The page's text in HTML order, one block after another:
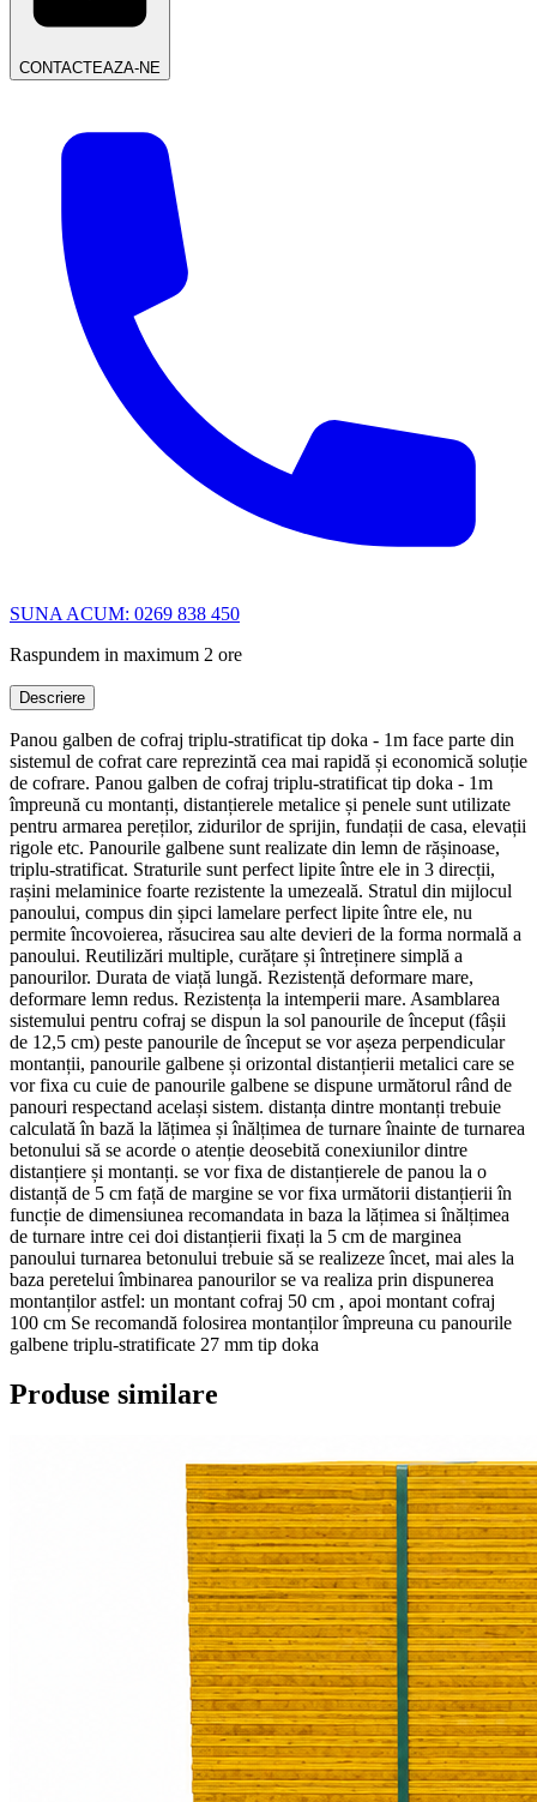
CONTACTEAZA-NE
SUNA ACUM: 0269 838 450
Raspundem in maximum 2 ore
Descriere
Panou galben de cofraj triplu-stratificat tip doka - 1m face parte din
sistemul de cofrat care reprezintă cea mai rapidă și economică soluție
de cofrare. Panou galben de cofraj triplu-stratificat tip doka - 1m
împreună cu montanți, distanțierele metalice și penele sunt utilizate
pentru armarea pereților, zidurilor de sprijin, fundații de casa, elevații
rigole etc. Panourile galbene sunt realizate din lemn de rășinoase,
triplu-stratificat. Straturile sunt perfect lipite între ele in 3 direcții,
rașini melaminice foarte rezistente la umezeală. Stratul din mijlocul
panoului, compus din șipci lamelare perfect lipite între ele, nu
permite încovoierea, răsucirea sau alte devieri de la forma normală a
panoului. Reutilizări multiple, curățare și întreținere simplă a
panourilor. Durata de viață lungă. Rezistență deformare mare,
deformare lemn redus. Rezistența la intemperii mare. Asamblarea
sistemului pentru cofraj se dispun la sol panourile de început (fâșii
de 12,5 cm) peste panourile de început se vor așeza perpendicular
montanții, panourile galbene și orizontal distanțierii metalici care se
vor fixa cu cuie de panourile galbene se dispune următorul rând de
panouri respectand același sistem. distanța dintre montanți trebuie
calculată în bază la lățimea și înălțimea de turnare înainte de turnarea
betonului să se acorde o atenție deosebită conexiunilor dintre
distanțiere și montanți. se vor fixa de distanțierele de panou la o
distanță de 5 cm față de margine se vor fixa următorii distanțierii în
funcție de dimensiunea recomandata in baza la lățimea si înălțimea
de turnare intre cei doi distanțierii fixați la 5 cm de marginea
panoului turnarea betonului trebuie să se realizeze încet, mai ales la
baza peretelui îmbinarea panourilor se va realiza prin dispunerea
montanților astfel: un montant cofraj 50 cm , apoi montant cofraj
100 cm Se recomandă folosirea montanților împreuna cu panourile
galbene triplu-stratificate 27 mm tip doka
Produse similare